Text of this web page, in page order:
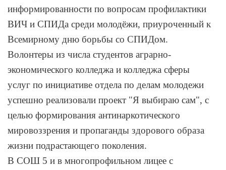
информированности по вопросам профилактики
ВИЧ и СПИДа среди молодёжи, приуроченный к
Всемирному дню борьбы со СПИДом.
Волонтеры из числа студентов аграрно-
экономического колледжа и колледжа сферы
услуг по инициативе отдела по делам молодежи
успешно реализовали проект "Я выбираю сам", с
целью формирования антинаркотического
мировоззрения и пропаганды здорового образа
жизни подрастающего поколения.
В СОШ 5 и в многопрофильном лицее с